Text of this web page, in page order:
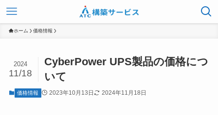
ホーム 価格情報
CyberPower UPS製品の価格につ
いて
2024
11/18
価格情報 2023年10月13日 2024年11月18日